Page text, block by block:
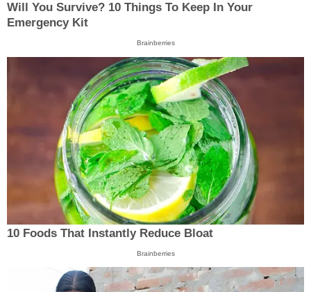
Will You Survive? 10 Things To Keep In Your
Emergency Kit
Brainberries
10 Foods That Instantly Reduce Bloat
Brainberries